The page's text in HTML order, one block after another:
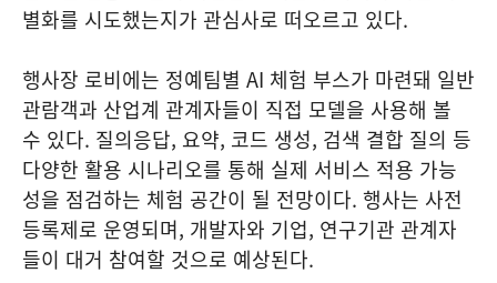
별화를 시도했는지가 관심사로 떠오르고 있다.
행사장 로비에는 정예팀별 AI 체험 부스가 마련돼 일반
관람객과 산업계 관계자들이 직접 모델을 사용해 볼
수 있다. 질의응답, 요약, 코드 생성, 검색 결합 질의 등
다양한 활용 시나리오를 통해 실제 서비스 적용 가능
성을 점검하는 체험 공간이 될 전망이다. 행사는 사전
등록제로 운영되며, 개발자와 기업, 연구기관 관계자
들이 대거 참여할 것으로 예상된다.